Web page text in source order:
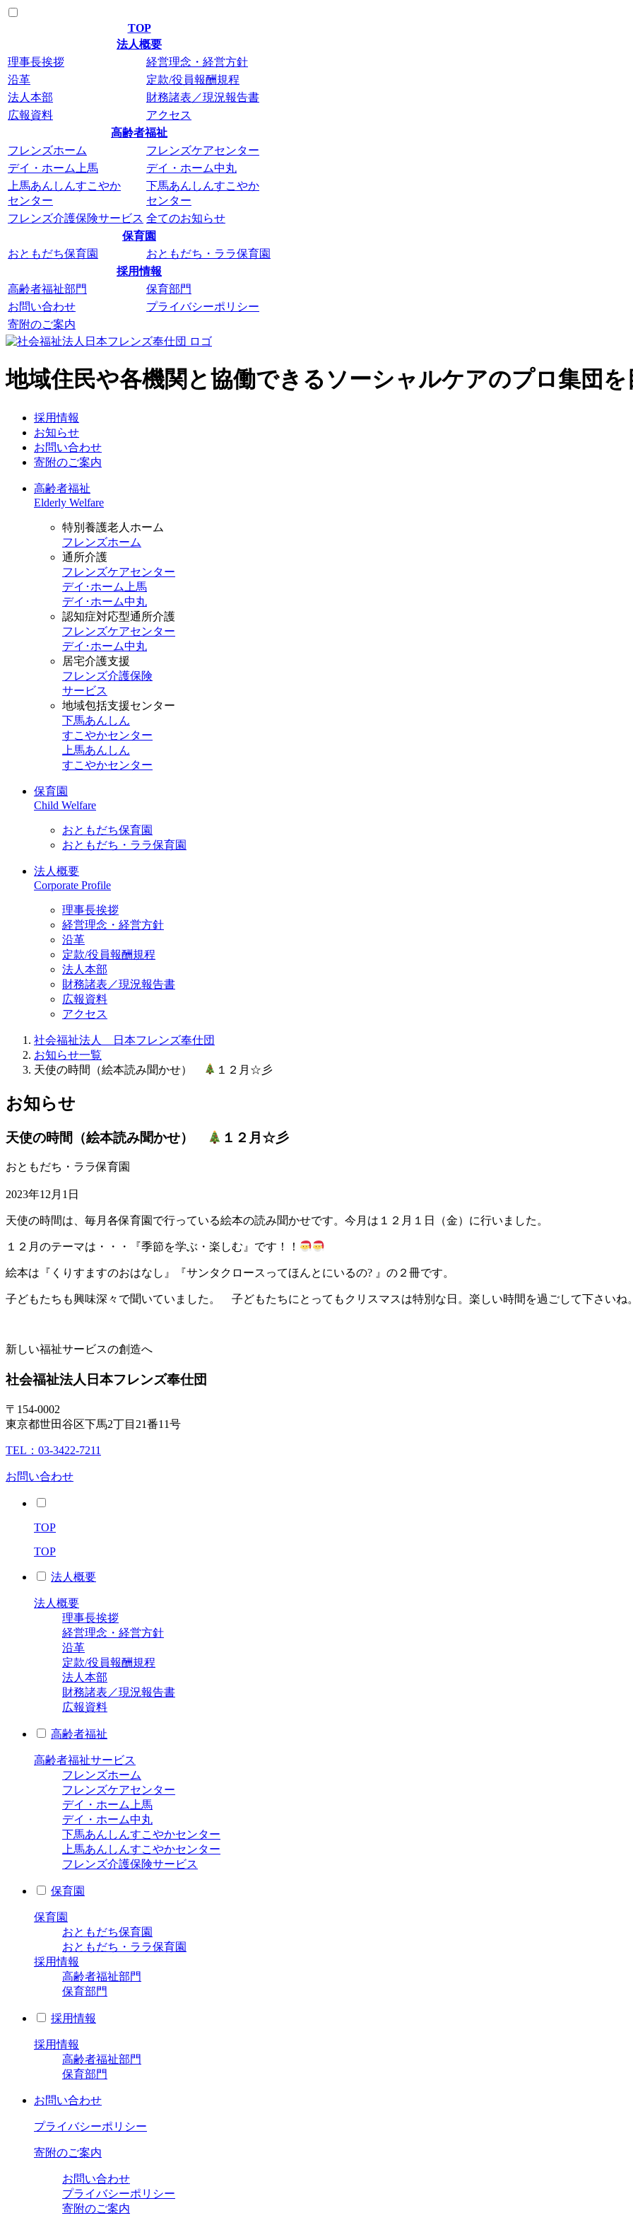
TOP
法人概要
理事長挨拶
経営理念・経営方針
沿革
定款/役員報酬規程
法人本部
財務諸表／現況報告書
広報資料
アクセス
高齢者福祉
フレンズホーム
フレンズケアセンター
デイ・ホーム上馬
デイ・ホーム中丸
上馬あんしんすこやか
センター
下馬あんしんすこやか
センター
フレンズ介護保険サービス 全てのお知らせ
保育園
おともだち保育園
おともだち・ララ保育園
採用情報
高齢者福祉部門
保育部門
お問い合わせ
プライバシーポリシー
寄附のご案内
地域住民や各機関と協働できるソーシャルケアのプロ集団を
採用情報
お知らせ
お問い合わせ
寄附のご案内
高齢者福祉
Elderly Welfare
特別養護老人ホーム
フレンズホーム
通所介護
フレンズケアセンター
デイ･ホーム上馬
デイ･ホーム中丸
認知症対応型通所介護
フレンズケアセンター
デイ･ホーム中丸
居宅介護支援
フレンズ介護保険
サービス
地域包括支援センター
下馬あんしん
すこやかセンター
上馬あんしん
すこやかセンター
保育園
Child Welfare
おともだち保育園
おともだち・ララ保育園
法人概要
Corporate Profile
理事長挨拶
経営理念・経営方針
沿革
定款/役員報酬規程
法人本部
財務諸表／現況報告書
広報資料
アクセス
社会福祉法人 日本フレンズ奉仕団
お知らせ一覧
天使の時間（絵本読み聞かせ）
１２月☆彡
お知らせ
天使の時間（絵本読み聞かせ） １２月☆彡
おともだち・ララ保育園
2023年12月1日
天使の時間は、毎月各保育園で行っている絵本の読み聞かせです。今月は１２月１日（金）に行いました。
１２月のテーマは・・・『季節を学ぶ・楽しむ』です！！
絵本は『くりすますのおはなし』『サンタクロースってほんとにいるの? 』の２冊です。
子どもたちも興味深々で聞いていました。 子どもたちにとってもクリスマスは特別な日。楽しい時間を過ごして下さい
新しい福祉サービスの創造へ
社会福祉法人 日本フレンズ奉仕団
〒154-0002
東京都世田谷区下馬2丁目21番11号
TEL：03-3422-7211
お問い合わせ
TOP
TOP
法人概要
法人概要
理事長挨拶
経営理念・経営方針
沿革
定款/役員報酬規程
法人本部
財務諸表／現況報告書
広報資料
高齢者福祉
高齢者福祉サービス
フレンズホーム
フレンズケアセンター
デイ・ホーム上馬
デイ・ホーム中丸
下馬あんしんすこやかセンター
上馬あんしんすこやかセンター
フレンズ介護保険サービス
保育園
保育園
おともだち保育園
おともだち・ララ保育園
採用情報
高齢者福祉部門
保育部門
採用情報
採用情報
高齢者福祉部門
保育部門
お問い合わせ
プライバシーポリシー
寄附のご案内
お問い合わせ
プライバシーポリシー
寄附のご案内